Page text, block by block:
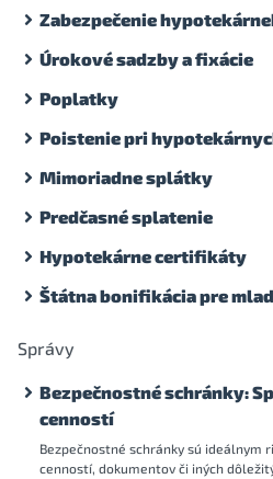
Zabezpečenie
Úrokové sadzby a fixácie
Poplatky
Poistenie pri
Mimoriadne splátky
Predčasné splatenie
Hypotekárne certifikáty
Štátna bonifikácia pre
Správy
Bezpečnostné schránky:
cenností
Bezpečnostné schránky sú ideálnym
cenností, dokumentov či iných